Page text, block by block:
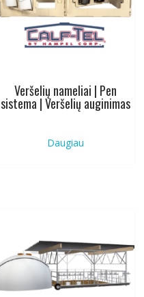
Veršelių nameliai | Pen
sistema | Veršelių auginimas
Daugiau